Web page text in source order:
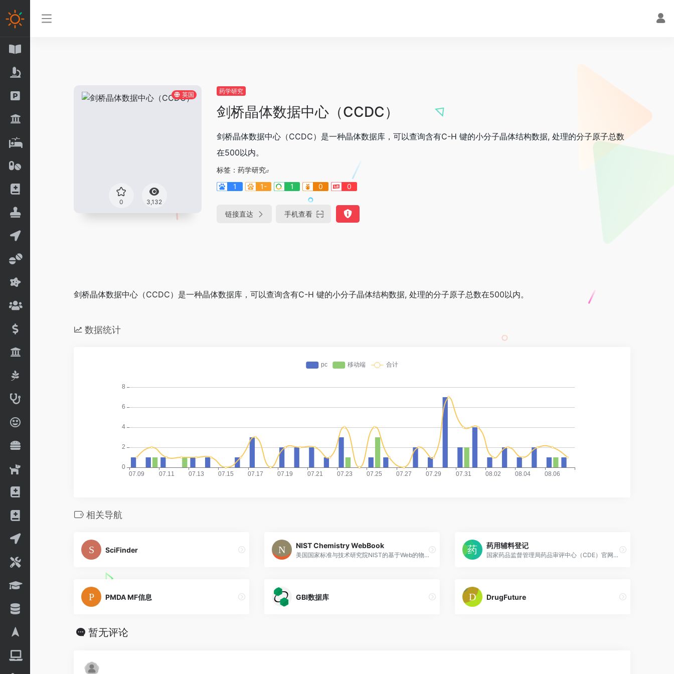
英国
0 3,132
药学研究
剑桥晶体数据中心（CCDC）
剑桥晶体数据中心（CCDC）是一种晶体数据库，可以查询含有C-H 键的小分子晶体结构数据, 处理的分子原子总数
在500以内。
标签： 药学研究
1
1- 1 0 0
链接直达 手机查看
剑桥晶体数据中心（CCDC）是一种晶体数据库，可以查询含有C-H 键的小分子晶体结构数据, 处理的分子原子总数在500以内。
数据统计
相关导航
SciFinder
NIST Chemistry WebBook
美国国家标准与技术研究院NIST的基于Web的物性数据库Chemistry Web Book，可通过分子式、化学名、CAS号、离子能、电子亲和力、质子亲和力、酸度、表面活化能、振动能、电子能级别、结构、分子量和作者检索等方法，得到气相热化学数据、浓缩相热化学数据、相变数据、反应热化学数据、气相离子能数据、离子聚合数据、气相IR色谱、质谱、UV/Vi色谱、振动及电子色谱等。
药用辅料登记
国家药品监督管理局药品审评中心（CDE）官网，可查询药用辅料的登记信息公示。
PMDA MF信息 GBI数据库 DrugFuture
暂无评论